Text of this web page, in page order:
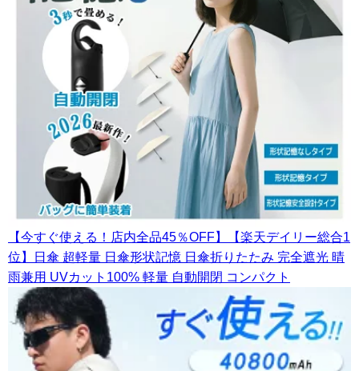
【今すぐ使える！店内全品45％OFF】【楽天デイリー総合1
位】日傘 超軽量 日傘形状記憶 日傘折りたたみ 完全遮光 晴
雨兼用 UVカット100% 軽量 自動開閉 コンパクト